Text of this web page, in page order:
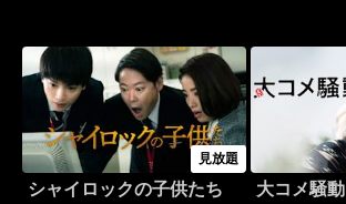
見放題
シャイロックの子供たち 大コメ騒動